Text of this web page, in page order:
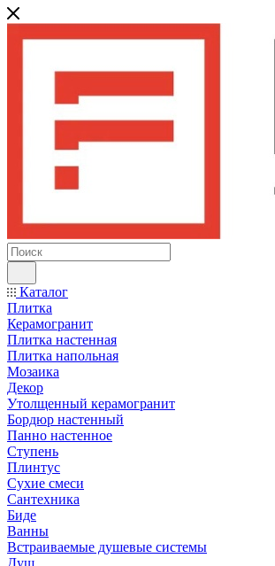
Каталог
Плитка
Керамогранит
Плитка настенная
Плитка напольная
Мозаика
Декор
Утолщенный керамогранит
Бордюр настенный
Панно настенное
Ступень
Плинтус
Сухие смеси
Сантехника
Биде
Ванны
Встраиваемые душевые системы
Душ